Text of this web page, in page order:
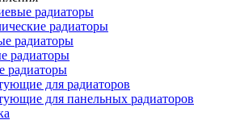
радиаторы
радиаторы
радиаторы
радиаторы
радиаторы
для радиаторов
для панельных радиаторов